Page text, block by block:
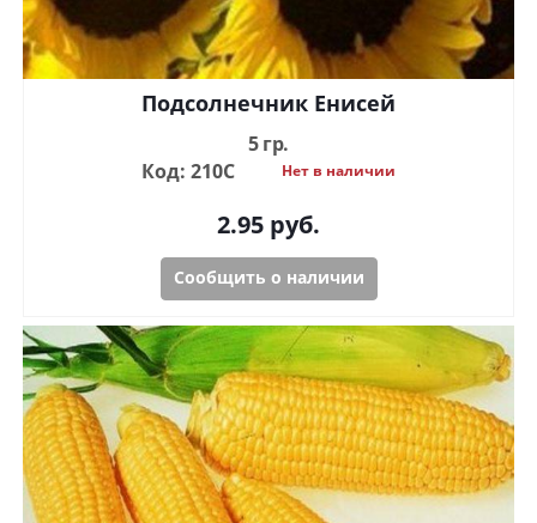
Подсолнечник Енисей
5 гр.
Код: 210С
Нет в наличии
2.95 руб.
Сообщить о наличии